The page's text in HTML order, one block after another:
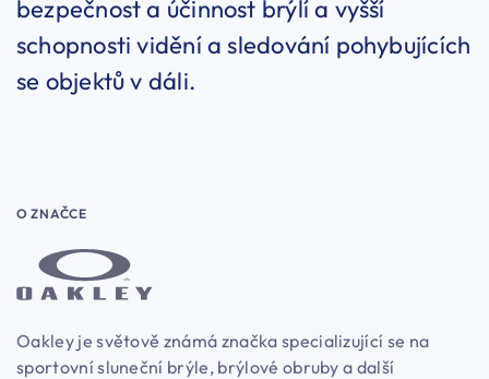
bezpečnost a účinnost brýlí a vyšší
schopnosti vidění a sledování pohybujících
se objektů v dáli.
O ZNAČCE
Oakley je světově známá značka specializující se na
sportovní sluneční brýle, brýlové obruby a další